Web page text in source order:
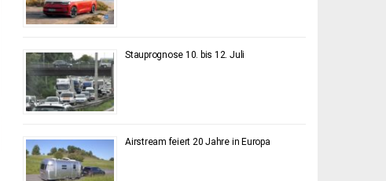
Stauprognose 10. bis 12. Juli
Airstream feiert 20 Jahre in Europa